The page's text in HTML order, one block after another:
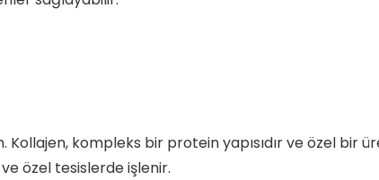
Kollajen, kompleks bir protein yapısıdır ve özel
özel tesislerde işlenir.